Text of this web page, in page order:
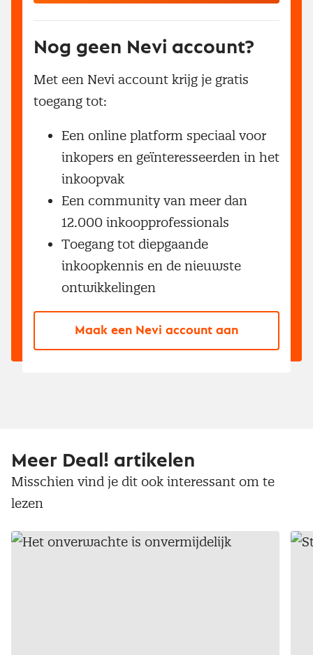
Nog geen Nevi account?
Met een Nevi account krijg je gratis
toegang tot:
Een online platform speciaal voor
inkopers en geïnteresseerden in het
inkoopvak
Een community van meer dan
12.000 inkoopprofessionals
Toegang tot diepgaande
inkoopkennis en de nieuwste
ontwikkelingen
Maak een Nevi account aan
Meer Deal! artikelen
Misschien vind je dit ook interessant om te
lezen